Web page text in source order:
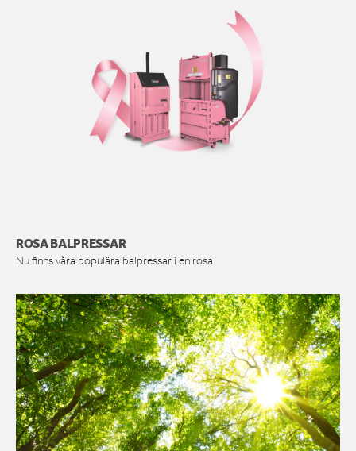
ROSA BALPRESSAR
Nu finns våra populära balpressar i en rosa